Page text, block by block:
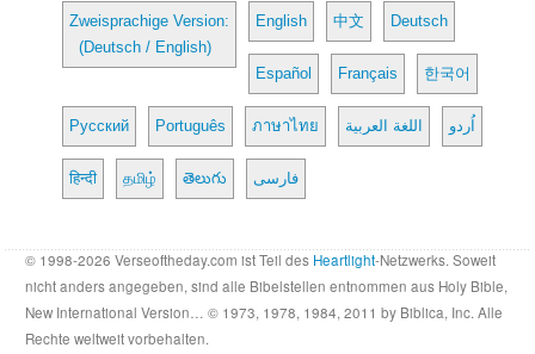
Zweisprachige Version:
(Deutsch / English)
English 中文 Deutsch
Español Français 한국어
Русский Português ภาษาไทย اللغة العربية اُردو
हिन्दी தமிழ் తెలుగు فارسی
© 1998-2026 Verseoftheday.com ist Teil des Heartlight-Netzwerks. Soweit
nicht anders angegeben, sind alle Bibelstellen entnommen aus Holy Bible,
New International Version… © 1973, 1978, 1984, 2011 by Biblica, Inc. Alle
Rechte weltweit vorbehalten.